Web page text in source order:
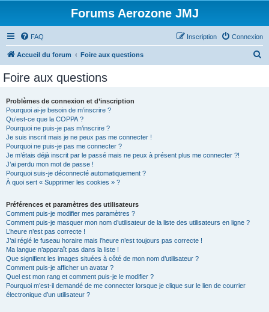
Forums Aerozone JMJ
FAQ Connexion
Inscription
Accueil du forum Foire aux questions
Foire aux questions
Problèmes de connexion et d’inscription
Pourquoi ai-je besoin de m’inscrire ?
Qu’est-ce que la COPPA ?
Pourquoi ne puis-je pas m’inscrire ?
Je suis inscrit mais je ne peux pas me connecter !
Pourquoi ne puis-je pas me connecter ?
Je m’étais déjà inscrit par le passé mais ne peux à présent plus me connecter ?!
J’ai perdu mon mot de passe !
Pourquoi suis-je déconnecté automatiquement ?
À quoi sert « Supprimer les cookies » ?
Préférences et paramètres des utilisateurs
Comment puis-je modifier mes paramètres ?
Comment puis-je masquer mon nom d’utilisateur de la liste des utilisateurs en ligne ?
L’heure n’est pas correcte !
J’ai réglé le fuseau horaire mais l’heure n’est toujours pas correcte !
Ma langue n’apparaît pas dans la liste !
Que signifient les images situées à côté de mon nom d’utilisateur ?
Comment puis-je afficher un avatar ?
Quel est mon rang et comment puis-je le modifier ?
Pourquoi m’est-il demandé de me connecter lorsque je clique sur le lien de courrier
électronique d’un utilisateur ?